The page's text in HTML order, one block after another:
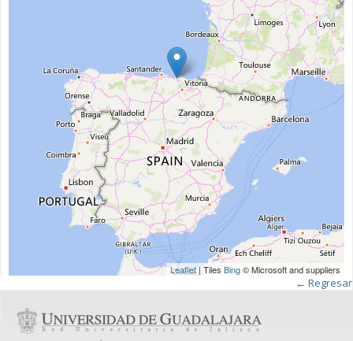
Leaflet| Tiles Bing© Microsoft and suppliers
← Regresar